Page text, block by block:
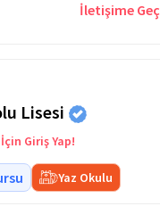
İletişime Geç
Lisesi
Giriş Yap!
Yaz Okulu